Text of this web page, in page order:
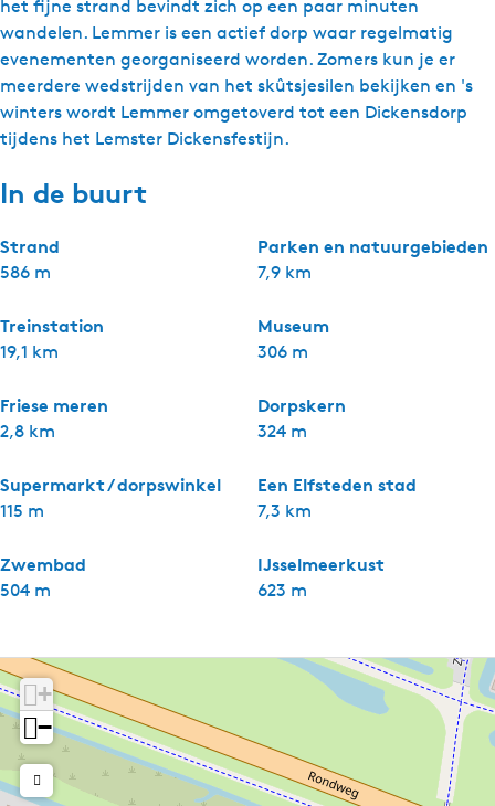
het fijne strand bevindt zich op een paar minuten
wandelen. Lemmer is een actief dorp waar regelmatig
evenementen georganiseerd worden. Zomers kun je er
meerdere wedstrijden van het skûtsjesilen bekijken en 's
winters wordt Lemmer omgetoverd tot een Dickensdorp
tijdens het Lemster Dickensfestijn.
In de buurt
Strand
586 m
Parken en natuurgebieden
7,9 km
Treinstation
19,1 km
Museum
306 m
Friese meren
2,8 km
Dorpskern
324 m
Supermarkt / dorpswinkel
115 m
Een Elfsteden stad
7,3 km
Zwembad
504 m
IJsselmeerkust
623 m
+
−